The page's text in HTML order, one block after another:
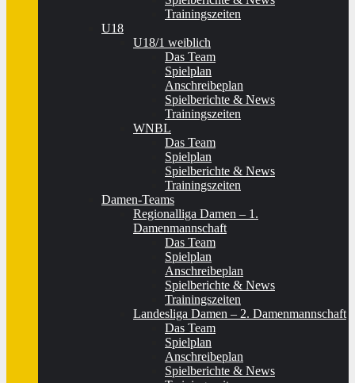
Trainingszeiten
U18
U18/1 weiblich
Das Team
Spielplan
Anschreibeplan
Spielberichte & News
Trainingszeiten
WNBL
Das Team
Spielplan
Spielberichte & News
Trainingszeiten
Damen-Teams
Regionalliga Damen – 1.
Damenmannschaft
Das Team
Spielplan
Anschreibeplan
Spielberichte & News
Trainingszeiten
Landesliga Damen – 2. Damenmannschaft
Das Team
Spielplan
Anschreibeplan
Spielberichte & News